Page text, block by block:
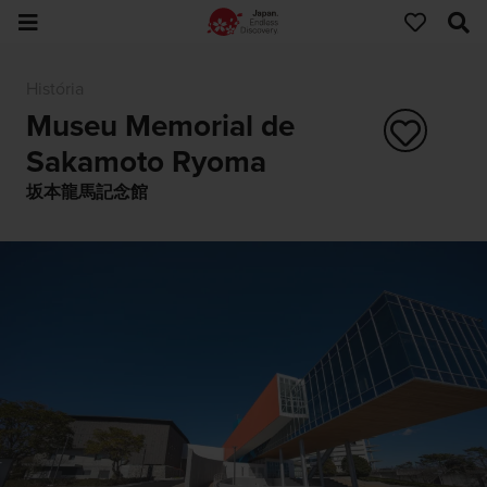
Museu Memorial de
Sakamoto Ryoma
坂本龍馬記念館